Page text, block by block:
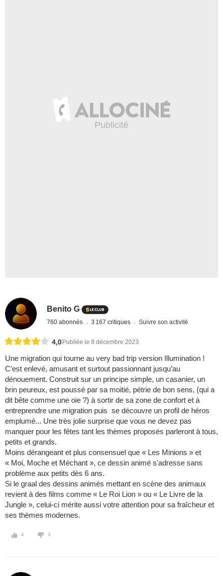
Benito G
760 abonnés 3 167 critiques Suivre son activité
4,0 Publiée le 8 décembre 2023
Une migration qui tourne au very bad trip version Illumination !
C’est enlevé, amusant et surtout passionnant jusqu’au
dénouement. Construit sur un principe simple, un casanier, un
brin peureux, est poussé par sa moitié, pétrie de bon sens, (qui a
dit bête comme une oie ?) à sortir de sa zone de confort et à
entreprendre une migration puis se découvre un profil de héros
emplumé... Une très jolie surprise que vous ne devez pas
manquer pour les fêtes tant les thèmes proposés parleront à tous,
petits et grands.
Moins dérangeant et plus consensuel que « Les Minions » et
« Moi, Moche et Méchant », ce dessin animé s'adresse sans
problème aux petits dès 6 ans.
Si le graal des dessins animés mettant en scène des animaux
revient à des films comme « Le Roi Lion » ou « Le Livre de la
Jungle », celui-ci mérite aussi votre attention pour sa fraîcheur et
ses thèmes modernes.
4 3